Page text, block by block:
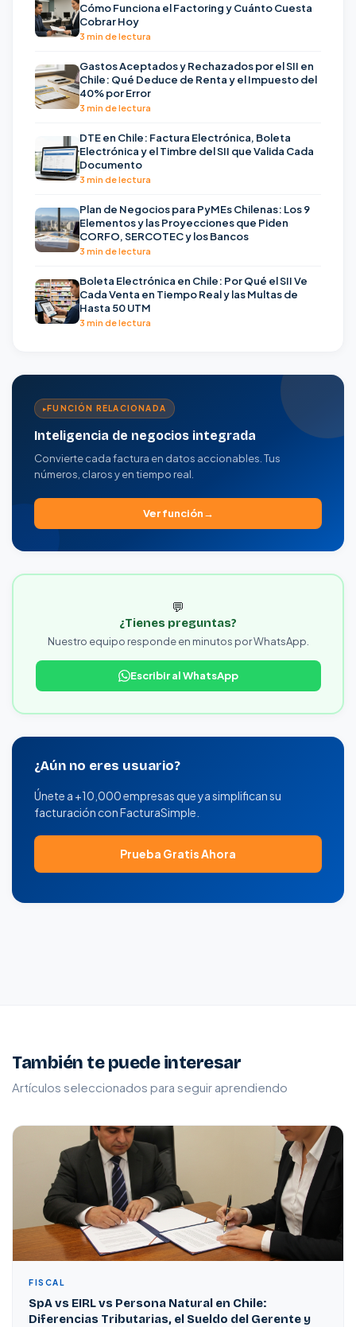
Cómo Funciona el Factoring y Cuánto Cuesta
Cobrar Hoy
3 min de lectura
Gastos Aceptados y Rechazados por el SII en
Chile: Qué Deduce de Renta y el Impuesto del
40% por Error
3 min de lectura
DTE en Chile: Factura Electrónica, Boleta
Electrónica y el Timbre del SII que Valida Cada
Documento
3 min de lectura
Plan de Negocios para PyMEs Chilenas: Los 9
Elementos y las Proyecciones que Piden
CORFO, SERCOTEC y los Bancos
3 min de lectura
Boleta Electrónica en Chile: Por Qué el SII Ve
Cada Venta en Tiempo Real y las Multas de
Hasta 50 UTM
3 min de lectura
FUNCIÓN RELACIONADA
Inteligencia de negocios integrada
Convierte cada factura en datos accionables. Tus
números, claros y en tiempo real.
Ver función
💬
¿Tienes preguntas?
Nuestro equipo responde en minutos por WhatsApp.
Escribir al WhatsApp
¿Aún no eres usuario?
Únete a +10,000 empresas que ya simplifican su
facturación con FacturaSimple.
Prueba Gratis Ahora
También te puede interesar
Artículos seleccionados para seguir aprendiendo
FISCAL
SpA vs EIRL vs Persona Natural en Chile:
Diferencias Tributarias, el Sueldo del Gerente y